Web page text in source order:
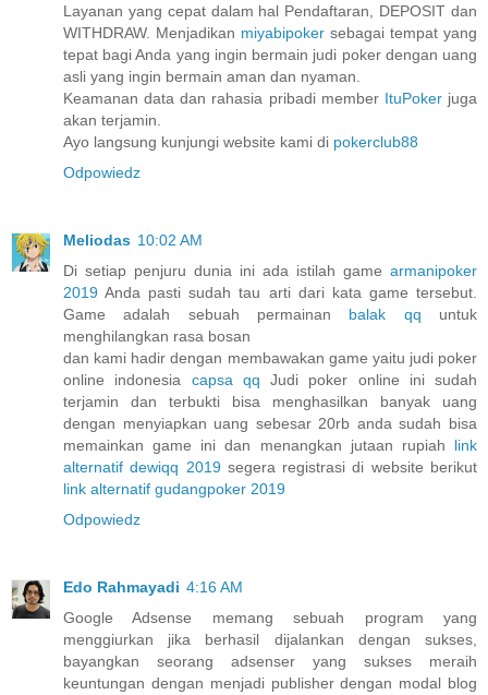
Layanan yang cepat dalam hal Pendaftaran, DEPOSIT dan
WITHDRAW. Menjadikan miyabipoker sebagai tempat yang
tepat bagi Anda yang ingin bermain judi poker dengan uang
asli yang ingin bermain aman dan nyaman.
Keamanan data dan rahasia pribadi member ItuPokerjuga
akan terjamin.
Ayo langsung kunjungi website kami di pokerclub88
Odpowiedz
Meliodas 10:02 AM
Di setiap penjuru dunia ini ada istilah game armanipoker
2019 Anda pasti sudah tau arti dari kata game tersebut.
Game adalah sebuah permainan balak qq untuk
menghilangkan rasa bosan
dan kami hadir dengan membawakan game yaitu judi poker
online indonesia capsa qq Judi poker online ini sudah
terjamin dan terbukti bisa menghasilkan banyak uang
dengan menyiapkan uang sebesar 20rb anda sudah bisa
memainkan game ini dan menangkan jutaan rupiah link
alternatif dewiqq 2019segera registrasi di website berikut
link alternatif gudangpoker 2019
Odpowiedz
Edo Rahmayadi 4:16 AM
Google Adsense memang sebuah program yang
menggiurkan jika berhasil dijalankan dengan sukses,
bayangkan seorang adsenser yang sukses meraih
keuntungan dengan menjadi publisher dengan modal blog